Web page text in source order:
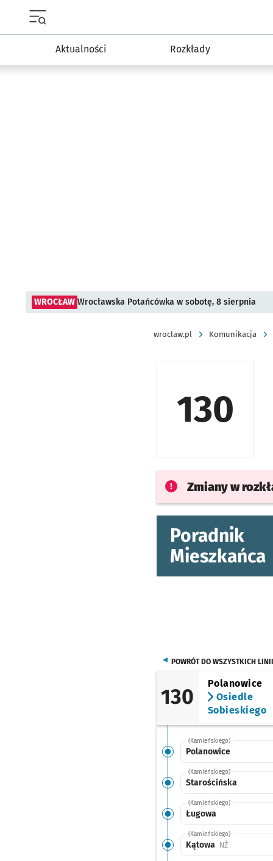
Aktualności Rozkłady
WROCŁAW Wrocławska Potańcówka w sobotę, 8 sierpnia
wroclaw.pl Komunikacja
130
Zmiany w
Poradnik
Mieszkańca
POWRÓT DO WSZYSTKICH LINII
130
Polanowice
Osiedle
Sobieskiego
(Kamieńskiego)
Polanowice
(Kamieńskiego)
Starościńska
(Kamieńskiego)
Ługowa
(Kamieńskiego)
Kątowa NŻPrzystanek